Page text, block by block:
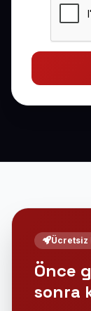
Ücretsiz
Önce
sonra